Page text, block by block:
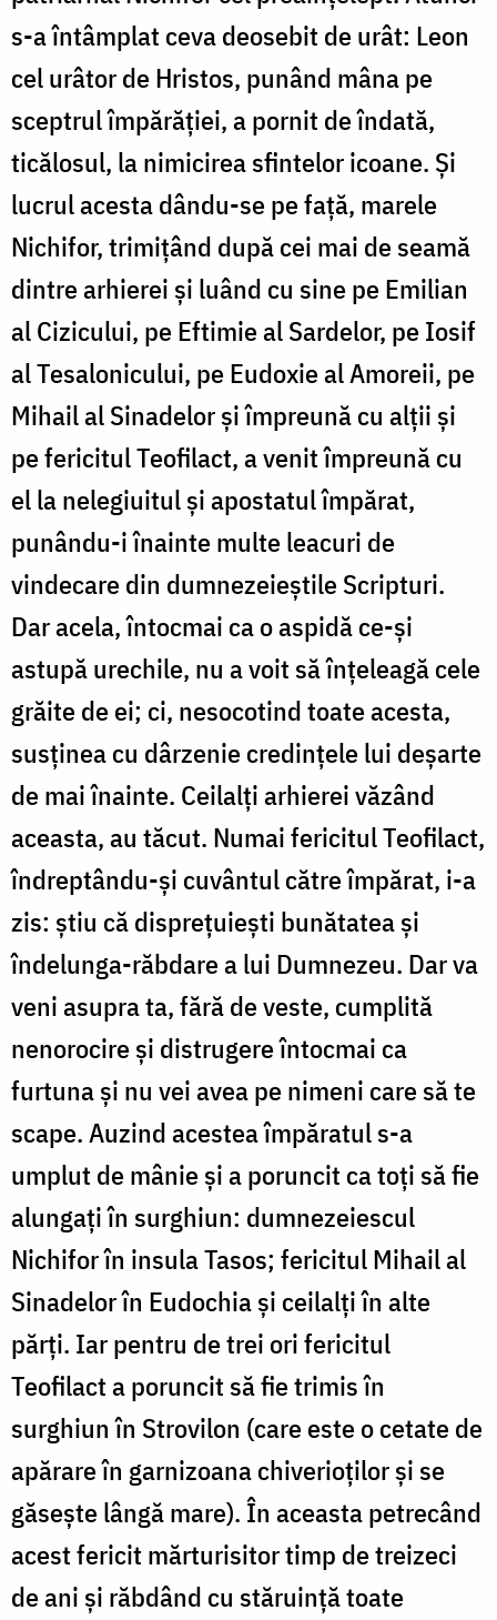
s-a întâmplat ceva deosebit de urât: Leon
cel urâtor de Hristos, punând mâna pe
sceptrul împărăţiei, a pornit de îndată,
ticălosul, la nimicirea sfintelor icoane. Şi
lucrul acesta dându-se pe faţă, marele
Nichifor, trimiţând după cei mai de seamă
dintre arhierei şi luând cu sine pe Emilian
al Cizicului, pe Eftimie al Sardelor, pe Iosif
al Tesalonicului, pe Eudoxie al Amoreii, pe
Mihail al Sinadelor şi împreună cu alţii şi
pe fericitul Teofilact, a venit împreună cu
el la nelegiuitul şi apostatul împărat,
punându-i înainte multe leacuri de
vindecare din dumnezeieştile Scripturi.
Dar acela, întocmai ca o aspidă ce-şi
astupă urechile, nu a voit să înţeleagă cele
grăite de ei; ci, nesocotind toate acesta,
susţinea cu dârzenie credinţele lui deşarte
de mai înainte. Ceilalţi arhierei văzând
aceasta, au tăcut. Numai fericitul Teofilact,
îndreptându-şi cuvântul către împărat, i-a
zis: ştiu că dispreţuieşti bunătatea şi
îndelunga-răbdare a lui Dumnezeu. Dar va
veni asupra ta, fără de veste, cumplită
nenorocire şi distrugere întocmai ca
furtuna şi nu vei avea pe nimeni care să te
scape. Auzind acestea împăratul s-a
umplut de mânie şi a poruncit ca toţi să fie
alungaţi în surghiun: dumnezeiescul
Nichifor în insula Tasos; fericitul Mihail al
Sinadelor în Eudochia şi ceilalţi în alte
părţi. Iar pentru de trei ori fericitul
Teofilact a poruncit să fie trimis în
surghiun în Strovilon (care este o cetate de
apărare în garnizoana chiverioţilor şi se
găseşte lângă mare). În aceasta petrecând
acest fericit mărturisitor timp de treizeci
de ani şi răbdând cu stăruinţă toate